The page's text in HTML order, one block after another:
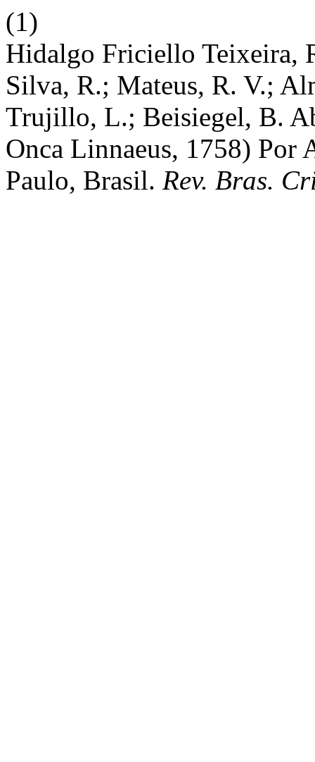
(1)
Hidalgo Friciello Teixeira,
Silva, R.; Mateus, R. V.;
Trujillo, L.; Beisiegel, B.
Onca Linnaeus, 1758) Por
Paulo, Brasil. Rev. Bras.